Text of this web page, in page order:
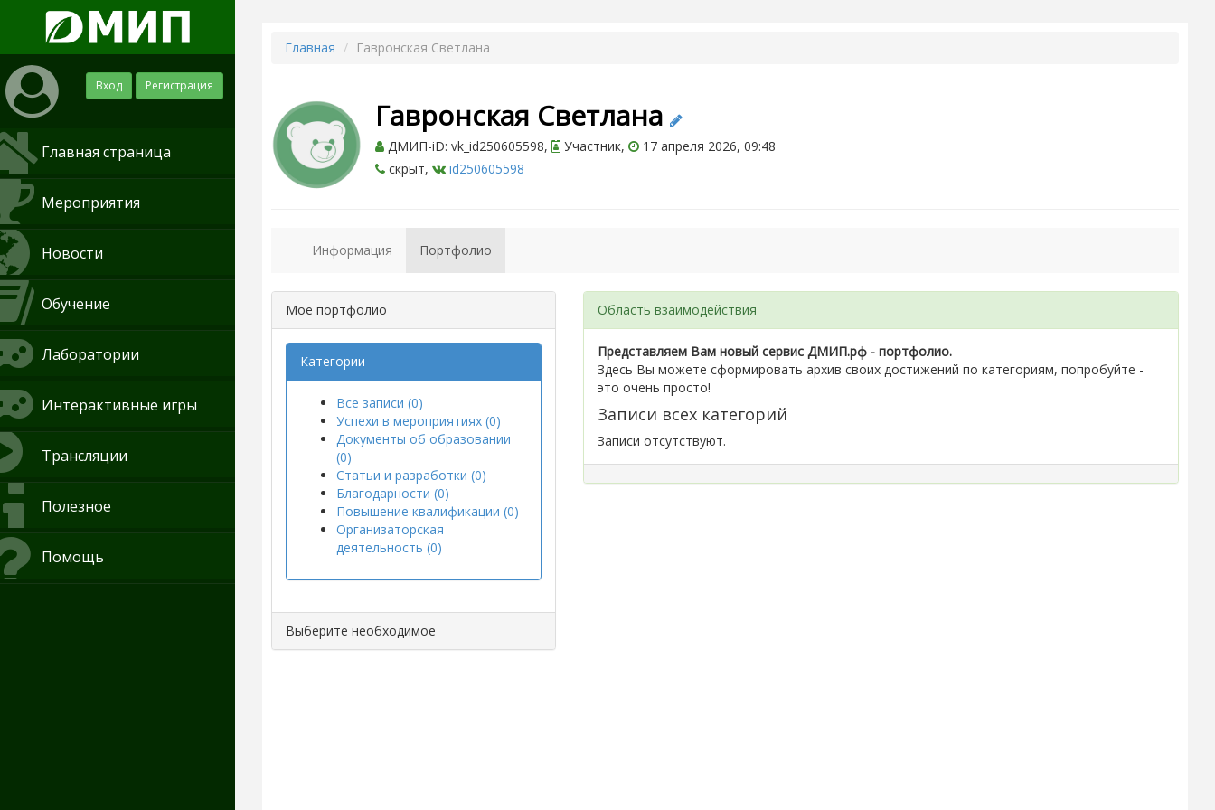
Вход Регистрация
Главная страница
Мероприятия
Новости
Обучение
Лаборатории
Интерактивные игры
Трансляции
Полезное
Помощь
Главная Гавронская Светлана
Гавронская Светлана
ДМИП-iD: vk_id250605598, Участник,
17 апреля 2026, 09:48
скрыт,
id250605598
Информация Портфолио
Моё портфолио
Категории
Все записи (0)
Успехи в мероприятиях (0)
Документы об образовании
(0)
Статьи и разработки (0)
Благодарности (0)
Повышение квалификации (0)
Организаторская
деятельность (0)
Выберите необходимое
Область взаимодействия
Представляем Вам новый сервис ДМИП.рф - портфолио.
Здесь Вы можете сформировать архив своих достижений по категориям, попробуйте -
это очень просто!
Записи всех категорий
Записи отсутствуют.